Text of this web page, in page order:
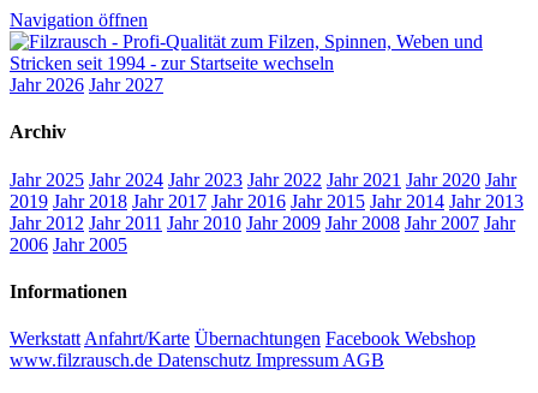
Navigation öffnen
Jahr 2026 Jahr 2027
Archiv
Jahr 2025 Jahr 2024 Jahr 2023 Jahr 2022 Jahr 2021 Jahr 2020 Jahr
2019 Jahr 2018 Jahr 2017 Jahr 2016 Jahr 2015 Jahr 2014 Jahr 2013
Jahr 2012 Jahr 2011 Jahr 2010 Jahr 2009 Jahr 2008 Jahr 2007 Jahr
2006 Jahr 2005
Informationen
Werkstatt Anfahrt/Karte Übernachtungen Facebook Webshop
www.filzrausch.de Datenschutz Impressum AGB